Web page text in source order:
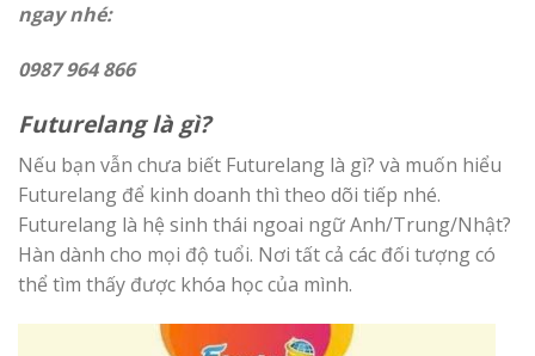
ngay nhé:
0987 964 866
Futurelang là gì?
Nếu bạn vẫn chưa biết Futurelang là gì? và muốn hiểu
Futurelang để kinh doanh thì theo dõi tiếp nhé.
Futurelang là hệ sinh thái ngoai ngữ Anh/Trung/Nhật?
Hàn dành cho mọi độ tuổi. Nơi tất cả các đối tượng có
thể tìm thấy được khóa học của mình.